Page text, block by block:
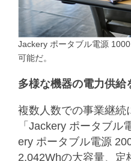
Jackery ポータブル電源
可能だ。
多様な機器の電力供給
複数人数での事業継続
「Jackery ポータブル
ery ポータブル電源
2,042Whの大容量、定